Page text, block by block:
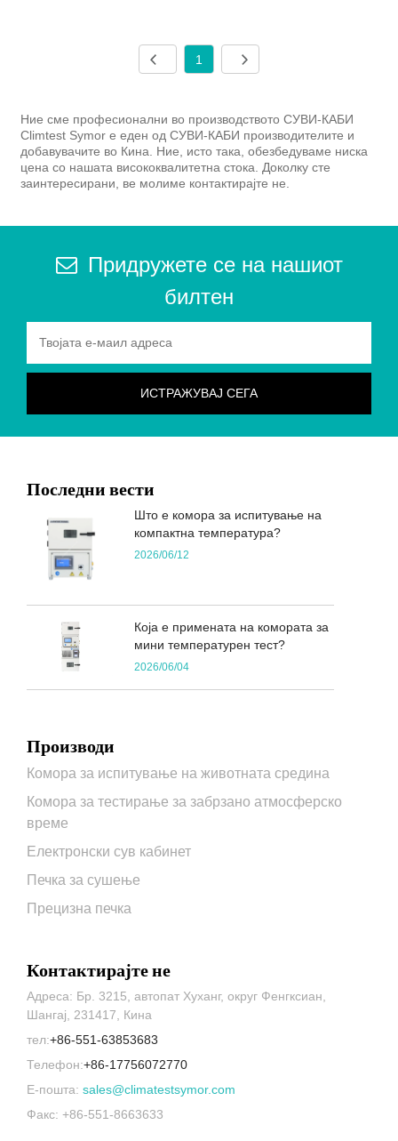
1
Ние сме професионални во производството СУВИ-КАБИ
Climtest Symor е еден од СУВИ-КАБИ производителите и
добавувачите во Кина. Ние, исто така, обезбедуваме ниска
цена со нашата висококвалитетна стока. Доколку сте
заинтересирани, ве молиме контактирајте не.
Придружете се на нашиот
билтен
Последни вести
Што е комора за испитување на
компактна температура?
2026/06/12
Која е примената на комората за
мини температурен тест?
2026/06/04
Производи
Комора за испитување на животната средина
Комора за тестирање за забрзано атмосферско
време
Електронски сув кабинет
Печка за сушење
Прецизна печка
Контактирајте не
Адреса: Бр. 3215, автопат Хуханг, округ Фенгксиан,
Шангај, 231417, Кина
тел:+86-551-63853683
Телефон:+86-17756072770
Е-пошта: sales@climatestsymor.com
Факс: +86-551-8663633